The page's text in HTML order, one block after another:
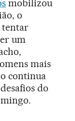
mobilizou
o
tentar
um
mais
continua
do